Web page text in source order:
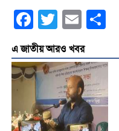
Facebook
Twitter Email
এ জাতীয় আরও খবর